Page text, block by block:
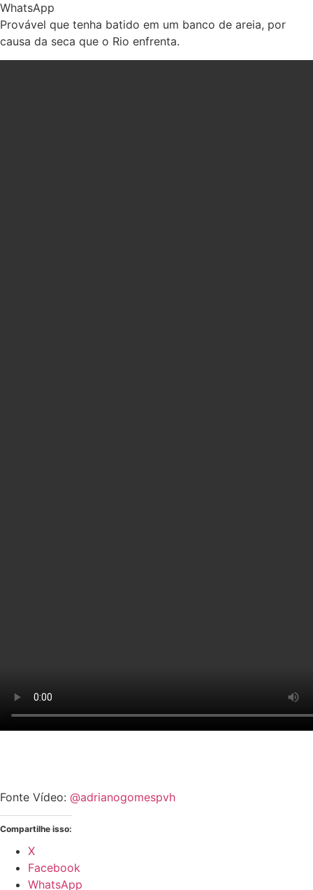
WhatsApp
Provável que tenha batido em um banco de areia, por
causa da seca que o Rio enfrenta.
Fonte Vídeo: @adrianogomespvh
Compartilhe isso:
X
Facebook
WhatsApp